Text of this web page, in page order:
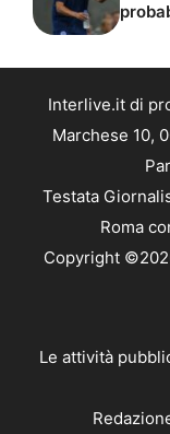
Interlive.it di
Marchese 10,
Testata
Roma
Copyright
Le attività